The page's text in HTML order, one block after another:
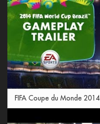
FIFA Coupe du Monde 2014